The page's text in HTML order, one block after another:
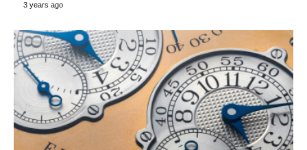
3 years ago